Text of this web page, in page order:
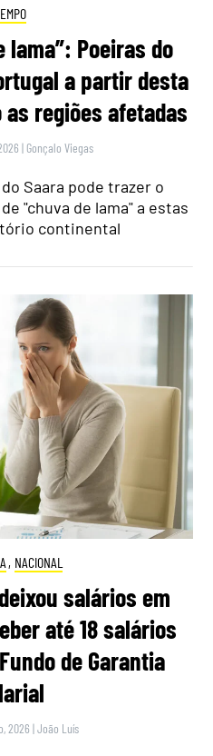
lama”: Poeiras do
a partir desta
regiões afetadas
| Gonçalo Viegas
Saara pode trazer o
"chuva de lama" a estas
continental
, NACIONAL
salários em
até 18 salários
de Garantia
2026 |João Luís